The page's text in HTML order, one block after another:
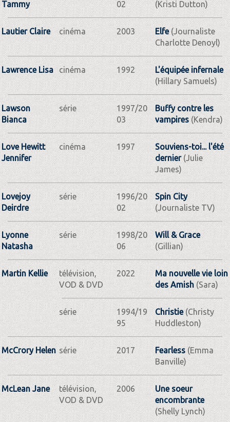
Tammy 02 (Kristi Dutton)
Lautier Claire cinéma 2003 Elfe(Journaliste
Charlotte Denoyl)
Lawrence Lisa cinéma 1992
L'équipée infernale
(Hillary Samuels)
Lawson
Bianca
série
1997/20
03
Buffy contre les
vampires(Kendra)
Love Hewitt
Jennifer
cinéma 1997
Souviens-toi... l'été
dernier(Julie
James)
Lovejoy
Deirdre
série
1996/20
02
Spin City
(Journaliste TV)
Lyonne
Natasha
série
1998/20
06
Will & Grace
(Gillian)
Martin Kellie
télévision,
VOD & DVD
2022
Ma nouvelle vie loin
des Amish(Sara)
série
1994/19
95
Christie(Christy
Huddleston)
McCrory Helen série 2017 Fearless(Emma
Banville)
McLean Jane
télévision,
VOD & DVD
2006
Une soeur
encombrante
(Shelly Lynch)